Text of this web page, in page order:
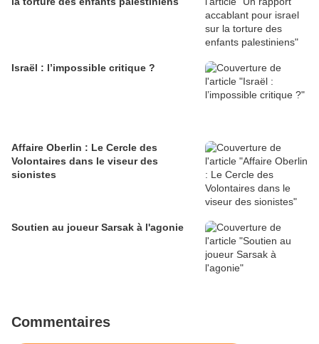
Israël : l’impossible critique ?
Affaire Oberlin : Le Cercle des
Volontaires dans le viseur des
sionistes
Soutien au joueur Sarsak à l'agonie
Commentaires